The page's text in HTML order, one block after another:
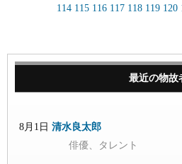
114 115 116 117 118 119 120
最近の物故
8月1日 清水良太郎
俳優、タレント